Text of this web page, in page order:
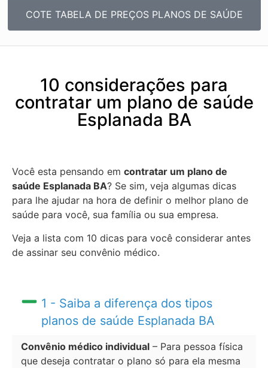
COTE TABELA DE PREÇOS PLANOS DE SAÚDE
10 considerações para
contratar um plano de saúde
Esplanada BA
Você esta pensando em contratar um plano de
saúde Esplanada BA? Se sim, veja algumas dicas
para lhe ajudar na hora de definir o melhor plano de
saúde para você, sua família ou sua empresa.
Veja a lista com 10 dicas para você considerar antes
de assinar seu convênio médico.
1 - Saiba a diferença dos tipos
planos de saúde Esplanada BA
Convênio médico individual – Para pessoa física
que deseja contratar o plano só para ela mesma